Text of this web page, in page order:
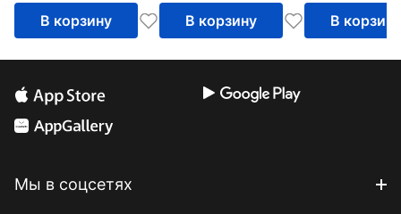
В корзину В корзину В корзину
Мы в соцсетях